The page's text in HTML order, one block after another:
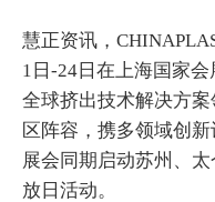
慧正资讯，
1日-24日在上海国家
全球挤出技术解决方案
区阵容，携多领域创
展会同期启动苏州、
放日活动。